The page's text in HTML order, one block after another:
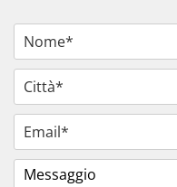
Seleziona la fascia